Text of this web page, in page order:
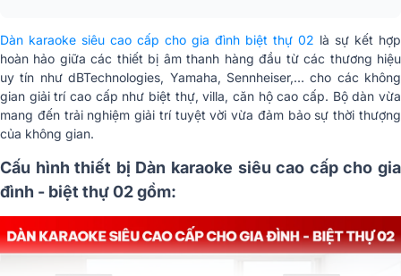
Dàn karaoke siêu cao cấp cho gia đình biệt thự 02 là sự kết hợp
hoàn hảo giữa các thiết bị âm thanh hàng đầu từ các thương hiệu
uy tín như dBTechnologies, Yamaha, Sennheiser,… cho các không
gian giải trí cao cấp như biệt thự, villa, căn hộ cao cấp. Bộ dàn vừa
mang đến trải nghiệm giải trí tuyệt vời vừa đảm bảo sự thời thượng
của không gian.
Cấu hình thiết bị Dàn karaoke siêu cao cấp cho gia
đình - biệt thự 02 gồm: